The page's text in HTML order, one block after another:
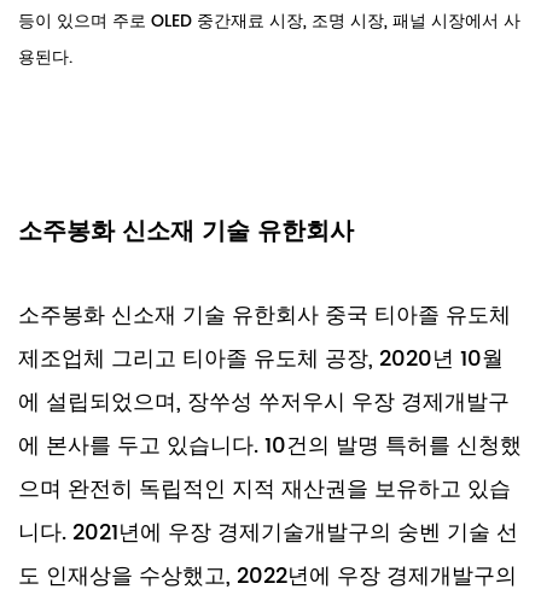
등이 있으며 주로 OLED 중간재료 시장, 조명 시장, 패널 시장에서 사
용된다.
소주봉화 신소재 기술 유한회사
소주봉화 신소재 기술 유한회사 중국 티아졸 유도체
제조업체 그리고 티아졸 유도체 공장, 2020년 10월
에 설립되었으며, 장쑤성 쑤저우시 우장 경제개발구
에 본사를 두고 있습니다. 10건의 발명 특허를 신청했
으며 완전히 독립적인 지적 재산권을 보유하고 있습
니다. 2021년에 우장 경제기술개발구의 숭벤 기술 선
도 인재상을 수상했고, 2022년에 우장 경제개발구의